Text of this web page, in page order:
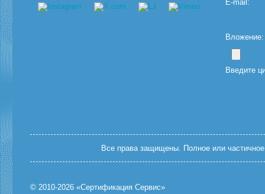
E-mail:
Введите
Все права защищены. Полное или частичное
© 2010-2026 «Сертификация Сервис»